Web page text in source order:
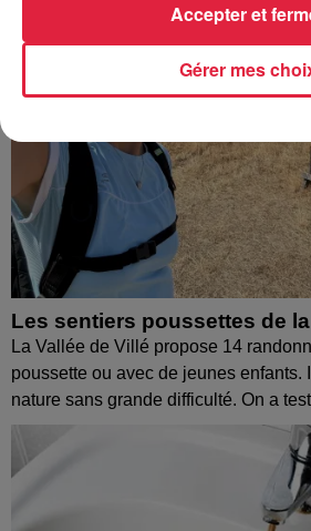
Les sentiers poussettes de
La Vallée de Villé propose 14
poussette ou avec de jeunes enfants.
nature sans grande difficulté. On a
Gérer mes
Accepter et